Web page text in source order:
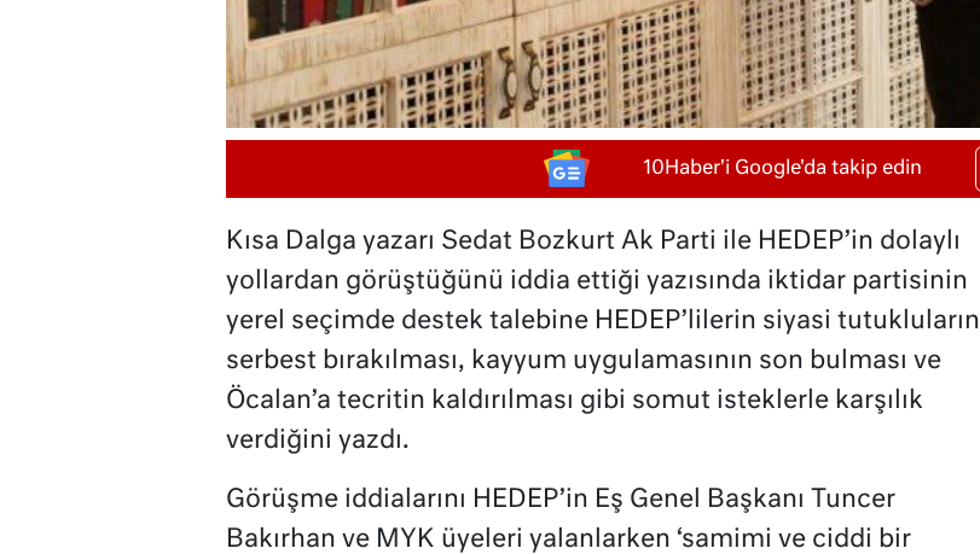
10Haber'i Google'da takip edin
Kısa Dalga yazarı Sedat Bozkurt Ak Parti ile HEDEP’in dolaylı
yollardan görüştüğünü iddia ettiği yazısında iktidar partisinin
yerel seçimde destek talebine HEDEP’lilerin siyasi tutukluların
serbest bırakılması, kayyum uygulamasının son bulması ve
Öcalan’a tecritin kaldırılması gibi somut isteklerle karşılık
verdiğini yazdı.
Görüşme iddialarını HEDEP’in Eş Genel Başkanı Tuncer
Bakırhan ve MYK üyeleri yalanlarken ‘samimi ve ciddi bir